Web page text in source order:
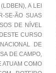
A LEI
SE-ÃO SUAS
DE NÍVEL
CURSO
DE
DE CAMPO,
ATUAM COMO